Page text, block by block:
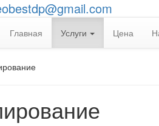
Главная Услуги Цена